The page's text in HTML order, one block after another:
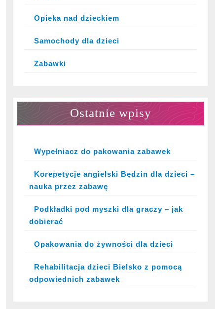
Opieka nad dzieckiem
Samochody dla dzieci
Zabawki
Ostatnie wpisy
Wypełniacz do pakowania zabawek
Korepetycje angielski Będzin dla dzieci –
nauka przez zabawę
Podkładki pod myszki dla graczy – jak
dobierać
Opakowania do żywności dla dzieci
Rehabilitacja dzieci Bielsko z pomocą
odpowiednich zabawek